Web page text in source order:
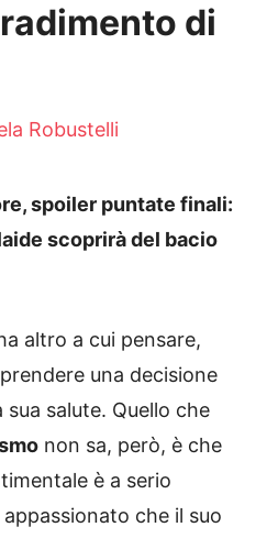
di
Robustelli
spoiler puntate finali:
scoprirà del bacio
altro a cui pensare,
una decisione
salute. Quello che
non sa, però, è che
è a serio
che il suo